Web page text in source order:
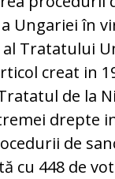
Ungariei în
Tratatului
creat in
de la
drepte
de
cu 448 de